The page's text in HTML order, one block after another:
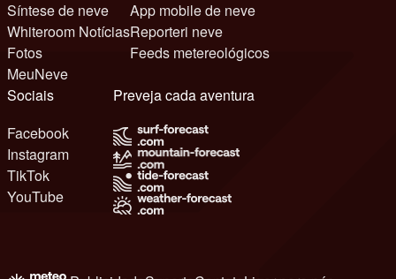
Síntese de neve
Whiteroom Notícias
Fotos
MeuNeve
App mobile de neve
Reporteri neve
Feeds metereológicos
Sociais
Facebook
Instagram
TikTok
YouTube
Preveja cada aventura